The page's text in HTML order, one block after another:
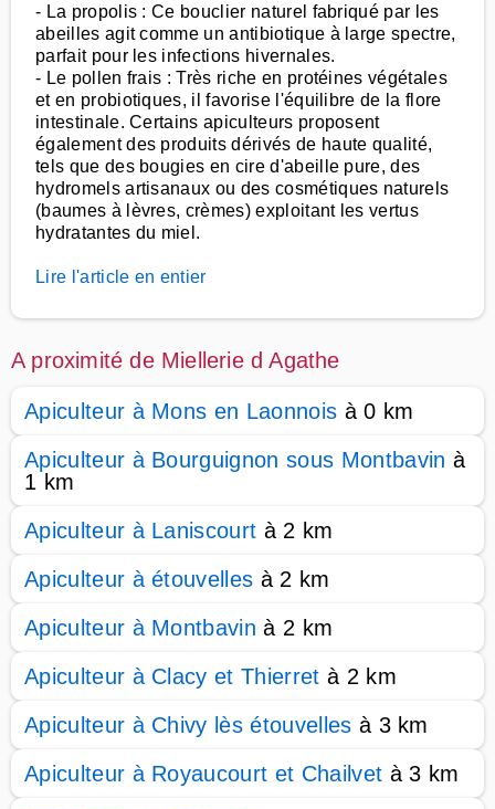
- La propolis : Ce bouclier naturel fabriqué par les
abeilles agit comme un antibiotique à large spectre,
parfait pour les infections hivernales.
- Le pollen frais : Très riche en protéines végétales
et en probiotiques, il favorise l'équilibre de la flore
intestinale. Certains apiculteurs proposent
également des produits dérivés de haute qualité,
tels que des bougies en cire d'abeille pure, des
hydromels artisanaux ou des cosmétiques naturels
(baumes à lèvres, crèmes) exploitant les vertus
hydratantes du miel.
Lire l'article en entier
A proximité de Miellerie d Agathe
Apiculteur à Mons en Laonnois à 0 km
Apiculteur à Bourguignon sous Montbavin à
1 km
Apiculteur à Laniscourt à 2 km
Apiculteur à étouvelles à 2 km
Apiculteur à Montbavin à 2 km
Apiculteur à Clacy et Thierret à 2 km
Apiculteur à Chivy lès étouvelles à 3 km
Apiculteur à Royaucourt et Chailvet à 3 km